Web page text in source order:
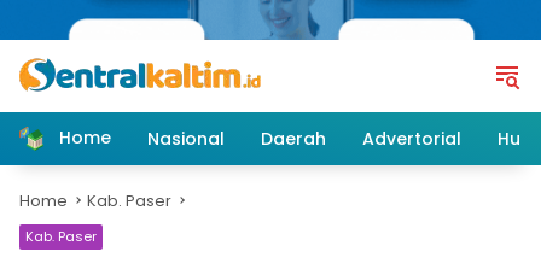
Home Nasional Daerah Advertorial
Home Kab. Paser
Kab. Paser